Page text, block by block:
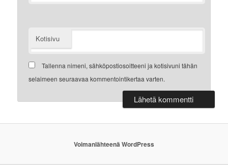
Kotisivu
Tallenna nimeni, sähköpostiosoitteeni ja kotisivuni tähän
selaimeen seuraavaa kommentointikertaa varten.
Voimanlähteenä WordPress